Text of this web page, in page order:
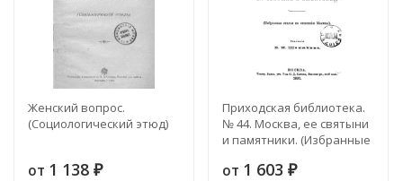
Женский вопрос.
(Социологический этюд)
от 1 138 ₽
Приходская библиотека.
№ 44. Москва, ее святыни
и памятники. (Избранные
Москвы)
от 1 603 ₽